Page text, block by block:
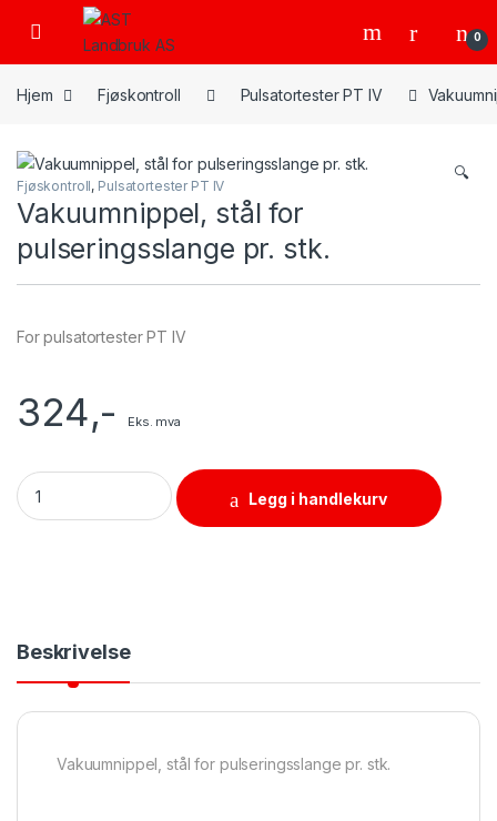
Skip to navigation
Skip to content
Open 0
Hjem Fjøskontroll Pulsatortester PT IV
🔍
Fjøskontroll, Pulsatortester PT IV
Vakuumnippel, stål for
pulseringsslange pr. stk.
For pulsatortester PT IV
324,- Eks. mva
Vakuumnippel, stål for pulseringsslange pr. stk. quantity
Legg i handlekurv
Beskrivelse
Vakuumnippel, stål for pulseringsslange pr. stk.